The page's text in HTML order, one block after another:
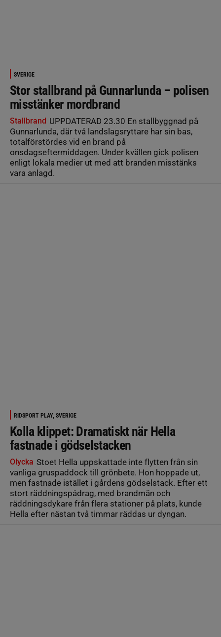
SVERIGE
Stor stallbrand på Gunnarlunda – polisen
misstänker mordbrand
Stallbrand UPPDATERAD 23.30 En stallbyggnad på
Gunnarlunda, där två landslagsryttare har sin bas,
totalförstördes vid en brand på
onsdagseftermiddagen. Under kvällen gick polisen
enligt lokala medier ut med att branden misstänks
vara anlagd.
RIDSPORT PLAY, SVERIGE
Kolla klippet: Dramatiskt när Hella
fastnade i gödselstacken
Olycka Stoet Hella uppskattade inte flytten från sin
vanliga gruspaddock till grönbete. Hon hoppade ut,
men fastnade istället i gårdens gödselstack. Efter ett
stort räddningspådrag, med brandmän och
räddningsdykare från flera stationer på plats, kunde
Hella efter nästan två timmar räddas ur dyngan.